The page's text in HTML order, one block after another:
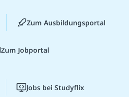
Zum Ausbildungsportal
Zum Jobportal
Jobs bei Studyflix